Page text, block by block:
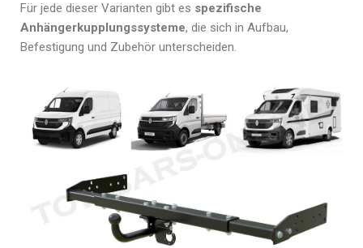
Für jede dieser Varianten gibt es spezifische
Anhängerkupplungssysteme, die sich in Aufbau,
Befestigung und Zubehör unterscheiden.